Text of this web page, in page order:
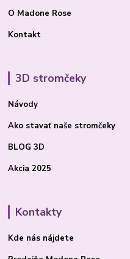
O Madone Rose
Kontakt
3D stromčeky
Návody
Ako stavať naše stromčeky
BLOG 3D
Akcia 2025
Kontakty
Kde nás nájdete